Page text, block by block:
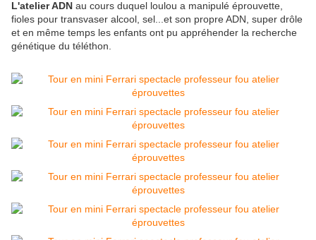
L'atelier ADN au cours duquel loulou a manipulé éprouvette,
fioles pour transvaser alcool, sel...et son propre ADN, super drôle
et en même temps les enfants ont pu appréhender la recherche
génétique du téléthon.